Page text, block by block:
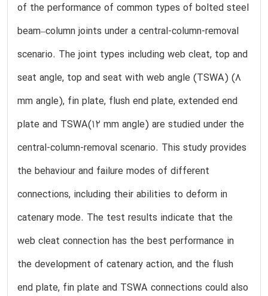
of the performance of common types of bolted steel
beam–column joints under a central-column-removal
scenario. The joint types including web cleat, top and
seat angle, top and seat with web angle (TSWA) (8
mm angle), fin plate, flush end plate, extended end
plate and TSWA(12 mm angle) are studied under the
central-column-removal scenario. This study provides
the behaviour and failure modes of different
connections, including their abilities to deform in
catenary mode. The test results indicate that the
web cleat connection has the best performance in
the development of catenary action, and the flush
end plate, fin plate and TSWA connections could also